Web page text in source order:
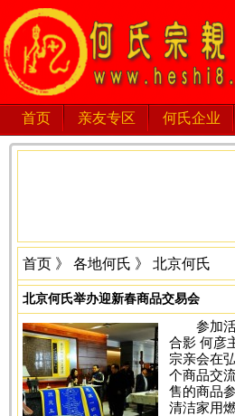
首页 亲友专区 何氏企业
首页 》 各地何氏 》 北京何氏
北京何氏举办迎新春商品交易会
参加
合影 何彦
宗亲会在
个商品交
售的商品
清洁家用